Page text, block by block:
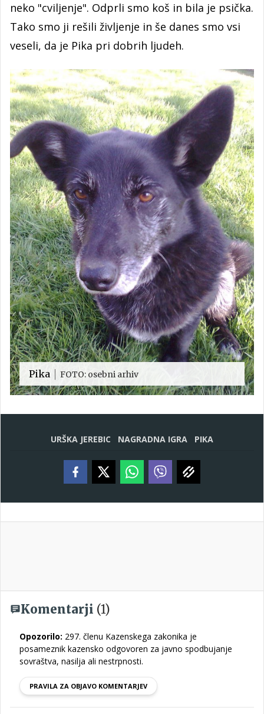
neko "cviljenje". Odprli smo koš in bila je psička.
Tako smo ji rešili življenje in še danes smo vsi
veseli, da je Pika pri dobrih ljudeh.
Pika FOTO: osebni arhiv
URŠKA JEREBIC NAGRADNA IGRA PIKA
Komentarji (1)
Opozorilo: 297. členu Kazenskega zakonika je
posameznik kazensko odgovoren za javno spodbujanje
sovraštva, nasilja ali nestrpnosti.
PRAVILA ZA OBJAVO KOMENTARJEV